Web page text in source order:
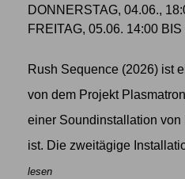
DONNERSTAG, 04.06.,
FREITAG, 05.06. 14:00
Rush Sequence (2026) ist
von dem Projekt
einer Soundinstallation
ist. Die zweitägige
lesen